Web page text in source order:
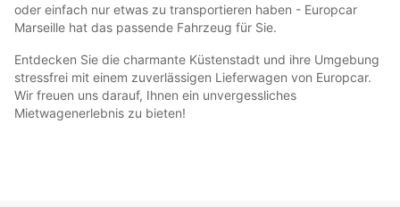
oder einfach nur etwas zu transportieren haben - Europcar
Marseille hat das passende Fahrzeug für Sie.
Entdecken Sie die charmante Küstenstadt und ihre Umgebung
stressfrei mit einem zuverlässigen Lieferwagen von Europcar.
Wir freuen uns darauf, Ihnen ein unvergessliches
Mietwagenerlebnis zu bieten!